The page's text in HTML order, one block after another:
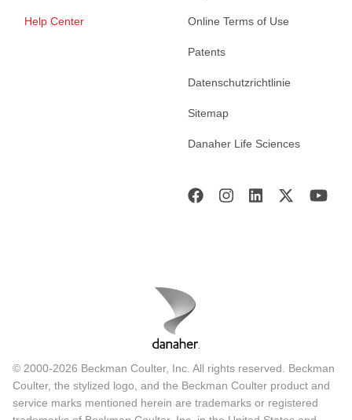
Help Center Online Terms of Use
Patents
Datenschutzrichtlinie
Sitemap
Danaher Life Sciences
© 2000-2026 Beckman Coulter, Inc. All rights reserved. Beckman
Coulter, the stylized logo, and the Beckman Coulter product and
service marks mentioned herein are trademarks or registered